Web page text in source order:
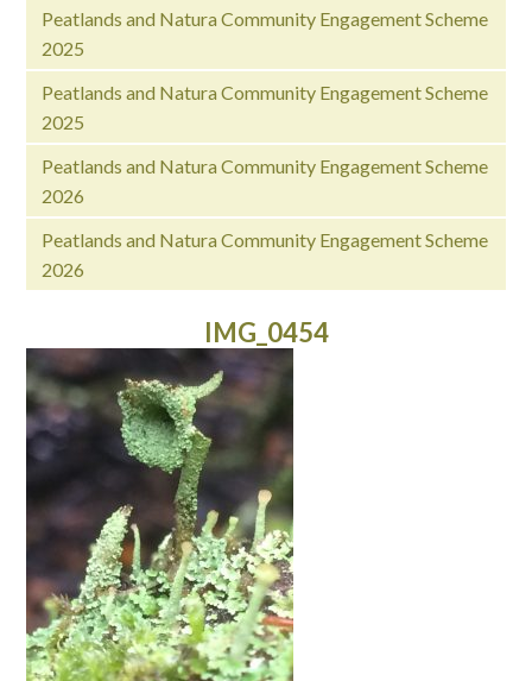
Peatlands and Natura Community Engagement Scheme
2025
Peatlands and Natura Community Engagement Scheme
2025
Peatlands and Natura Community Engagement Scheme
2026
Peatlands and Natura Community Engagement Scheme
2026
IMG_0454